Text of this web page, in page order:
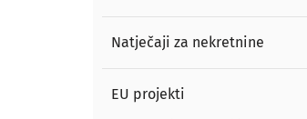
Natječaji za nekretnine
EU projekti